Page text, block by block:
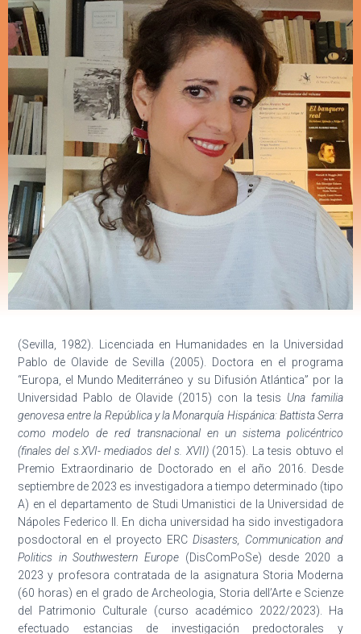
E
G
A
C
Ó
N
(Sevilla, 1982). Licenciada en Humanidades en la Universidad
Pablo de Olavide de Sevilla (2005). Doctora en el programa
“Europa, el Mundo Mediterráneo y su Difusión Atlántica” por la
Universidad Pablo de Olavide (2015) con la tesis Una familia
genovesa entre la República y la Monarquía Hispánica: Battista Serra
como modelo de red transnacional en un sistema policéntrico
(finales del s.XVI- mediados del s. XVII)(2015). La tesis obtuvo el
Premio Extraordinario de Doctorado en el año 2016. Desde
septiembre de 2023 es investigadora a tiempo determinado (tipo
A) en el departamento de Studi Umanistici de la Universidad de
Nápoles Federico II. En dicha universidad ha sido investigadora
posdoctoral en el proyecto ERC Disasters, Communication and
Politics in Southwestern Europe (DisComPoSe) desde 2020 a
2023 y profesora contratada de la asignatura Storia Moderna
(60 horas) en el grado de Archeologia, Storia dell’Arte e Scienze
del Patrimonio Culturale (curso académico 2022/2023). Ha
efectuado estancias de investigación predoctorales y